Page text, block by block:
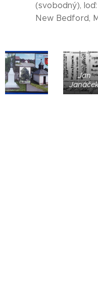
(svobodný),
New Bedford,
Jan